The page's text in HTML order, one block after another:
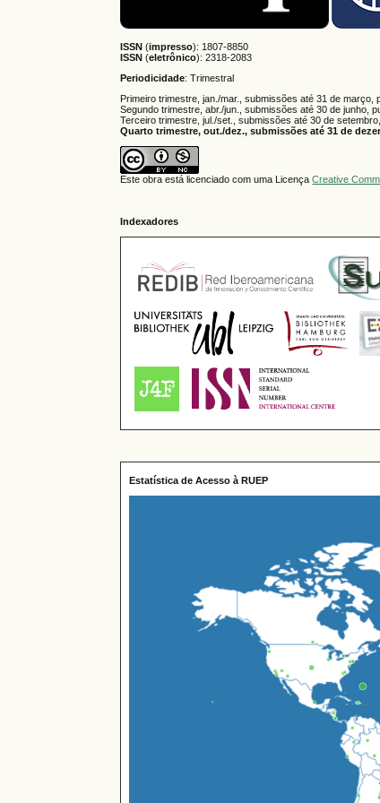
ISSN (impresso): 1807-8850
ISSN (eletrônico):2318-2083
Periodicidade: Trimestral
Primeiro trimestre, jan./mar., submissões até 31 de março,
Segundo trimestre, abr./jun., submissões até 30 de junho,
Terceiro trimestre, jul./set., submissões até 30 de
Quarto trimestre, out./dez., submissões até 31 de
Este obra está licenciado com uma LicençaCreative
Indexadores
Estatística de Acesso à RUEP